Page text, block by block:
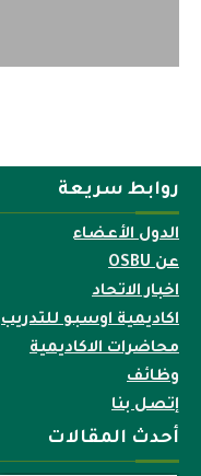
روابط سريعة
الدول الأعضاء
عن OSBU
اخبار الاتحاد
اكاديمية اوسبو للتدريب
محاضرات الاكاديمية
وظائف
إتصل بنا
أحدث المقالات